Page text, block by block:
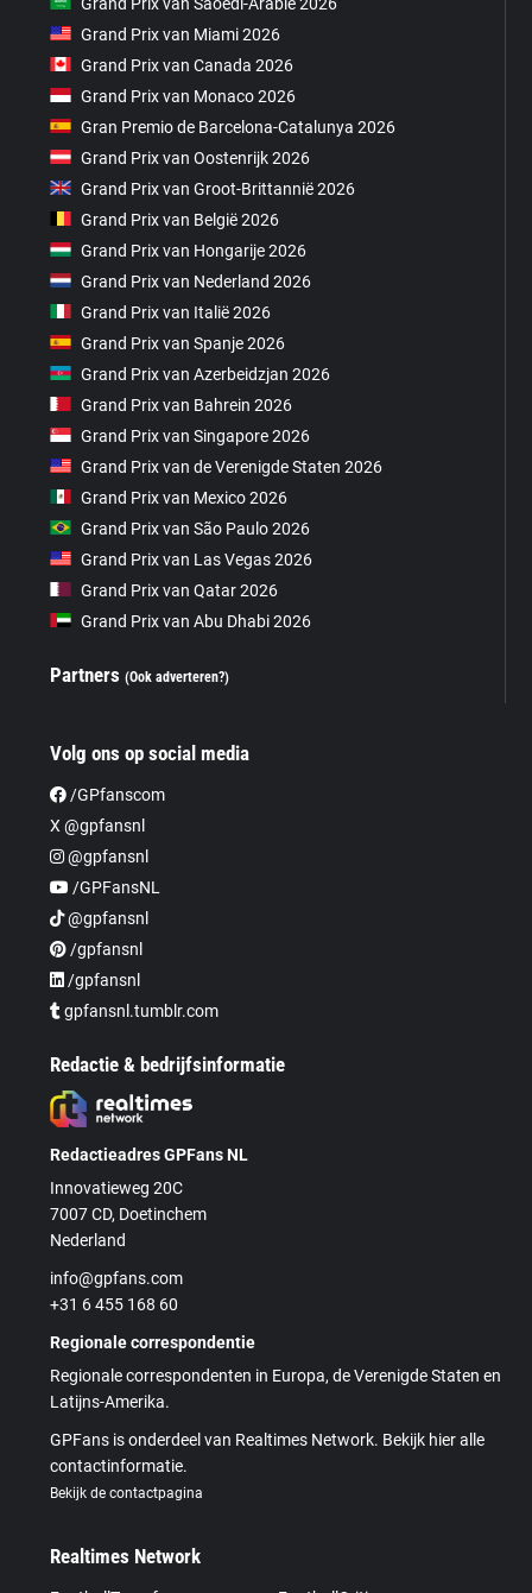
Grand Prix van Miami 2026
Grand Prix van Canada 2026
Grand Prix van Monaco 2026
Gran Premio de Barcelona-Catalunya 2026
Grand Prix van Oostenrijk 2026
Grand Prix van Groot-Brittannië 2026
Grand Prix van België 2026
Grand Prix van Hongarije 2026
Grand Prix van Nederland 2026
Grand Prix van Italië 2026
Grand Prix van Spanje 2026
Grand Prix van Azerbeidzjan 2026
Grand Prix van Bahrein 2026
Grand Prix van Singapore 2026
Grand Prix van de Verenigde Staten 2026
Grand Prix van Mexico 2026
Grand Prix van São Paulo 2026
Grand Prix van Las Vegas 2026
Grand Prix van Qatar 2026
Grand Prix van Abu Dhabi 2026
Partners(Ook adverteren?)
Volg ons op social media
/GPfanscom
X @gpfansnl
@gpfansnl
/GPFansNL
@gpfansnl
/gpfansnl
/gpfansnl
gpfansnl.tumblr.com
Redactie & bedrijfsinformatie
Redactieadres GPFans NL
Innovatieweg 20C
7007 CD, Doetinchem
Nederland
info@gpfans.com
+31 6 455 168 60
Regionale correspondentie
Regionale correspondenten in Europa, de Verenigde Staten en
Latijns-Amerika.
GPFans is onderdeel van Realtimes Network. Bekijk hier alle
contactinformatie.
Bekijk de contactpagina
Realtimes Network